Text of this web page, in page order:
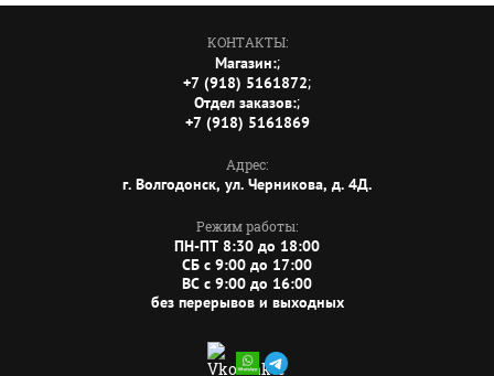
КОНТАКТЫ:
Магазин:;
+7 (918) 5161872;
Отдел заказов:;
+7 (918) 5161869
Адрес:
г. Волгодонск, ул. Черникова, д. 4Д.
Режим работы:
ПН-ПТ 8:30 до 18:00
СБ c 9:00 до 17:00
ВС c 9:00 до 16:00
без перерывов и выходных